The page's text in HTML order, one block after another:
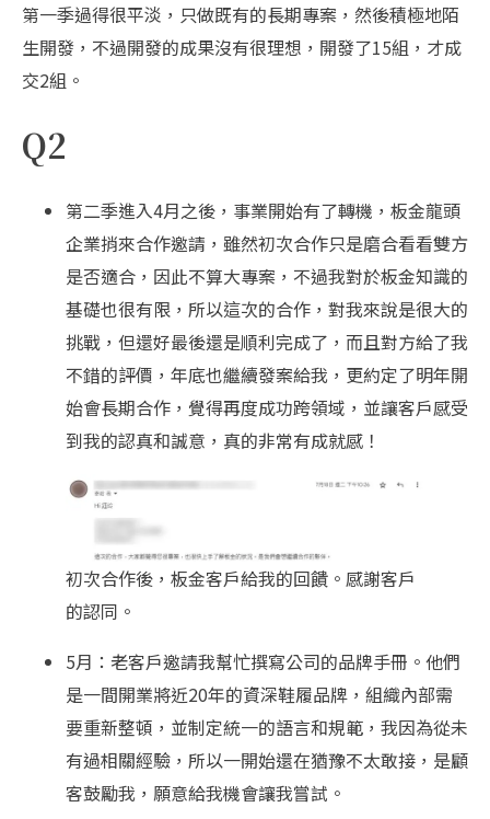
第一季過得很平淡，只做既有的長期專案，然後積極地陌
生開發，不過開發的成果沒有很理想，開發了15組，才成
交2組。
Q2
第二季進入4月之後，事業開始有了轉機，板金龍頭
企業捎來合作邀請，雖然初次合作只是磨合看看雙方
是否適合，因此不算大專案，不過我對於板金知識的
基礎也很有限，所以這次的合作，對我來說是很大的
挑戰，但還好最後還是順利完成了，而且對方給了我
不錯的評價，年底也繼續發案給我，更約定了明年開
始會長期合作，覺得再度成功跨領域，並讓客戶感受
到我的認真和誠意，真的非常有成就感！
初次合作後，板金客戶給我的回饋。感謝客戶
的認同。
5月：老客戶邀請我幫忙撰寫公司的品牌手冊。他們
是一間開業將近20年的資深鞋履品牌，組織內部需
要重新整頓，並制定統一的語言和規範，我因為從未
有過相關經驗，所以一開始還在猶豫不太敢接，是顧
客鼓勵我，願意給我機會讓我嘗試。